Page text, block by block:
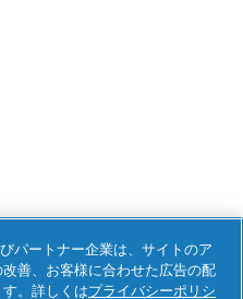
パートナー企業は、サイトのア
善、お客様に合わせた広告の配
。詳しくはプライバシーポリシ